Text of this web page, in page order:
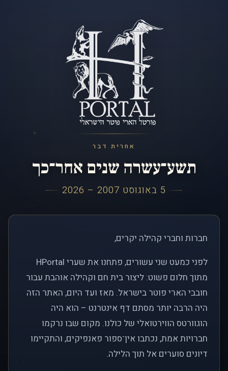
אחרית דבר
תשע־עשרה שנים אחר־כך
5 באוגוסט 2007 – 2026
חברות וחברי קהילה יקרים,
לפני כמעט שני עשורים, פתחנו את שערי HPortal
מתוך חלום פשוט: ליצור בית חם וקהילה אוהבת עבור
חובבי הארי פוטר בישראל. מאז ועד היום, האתר הזה
היה הרבה יותר מסתם דף אינטרנט – הוא היה
הוגוורטס הווירטואלי של כולנו. מקום שבו נרקמו
חברויות אמת, נכתבו אין־ספור פאנפיקים, והתקיימו
דיונים סוערים אל תוך הלילה.